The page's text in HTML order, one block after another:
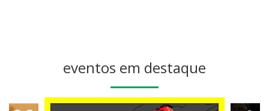
eventos em destaque